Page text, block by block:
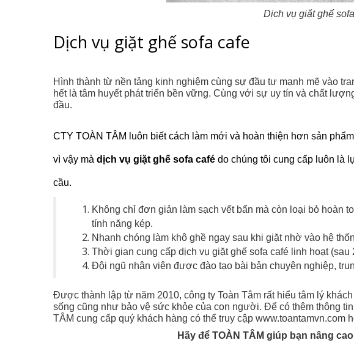
Dịch vụ giặt ghế
Dịch vụ giặt ghế sofa cafe
Hình thành từ nền tảng kinh nghiệm cùng sự đầu tư mạnh mẽ vào
hết là tâm huyết phát triển bền vững. Cùng với sự uy tín và chất
đầu.
CTY TOÀN TÂM luôn biết cách làm mới và hoàn thiện hơn sản
vì vậy mà dịch vụ giặt ghế sofa café do chúng tôi cung cấp luôn là
cầu.
Không chỉ đơn giản làm sạch vết bẩn mà còn loại bỏ hoàn
tính năng kép.
Nhanh chóng làm khô ghề ngay sau khi giặt nhờ vào hệ
Thời gian cung cấp dịch vụ giặt ghế sofa café linh hoạt
Đội ngũ nhân viên được đào tạo bài bản chuyên nghiệp,
Được thành lập từ năm 2010, công ty Toàn Tâm rất hiểu tâm lý
sống cũng như bảo vệ sức khỏe của con người. Để có thêm thông
TÂM cung cấp quý khách hàng có thể truy cập www.toantamvn.com
Hãy để TOÀN TÂM giúp bạn nâng